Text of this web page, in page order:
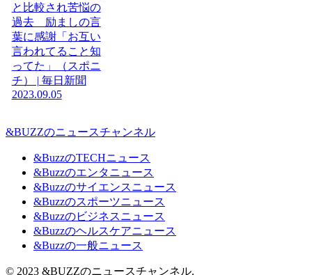
と比較され苦悩の
過去 励ましの言
葉に感謝「お互い
言われてること知
ってた」（スポニ
チ） | 毎日新聞
2023.09.05
&BUZZのニュースチャンネル
&BuzzのTECHニュース
&Buzzのエンタニュース
&Buzzのサイエンスニュース
&Buzzのスポーツニュース
&Buzzのビジネスニュース
&Buzzのヘルスケアニュース
&Buzzの一般ニュース
© 2023 &BUZZのニュースチャンネル.